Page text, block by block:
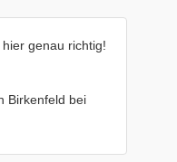
genau richtig!
Birkenfeld bei